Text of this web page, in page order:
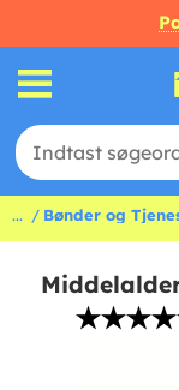
... Bønder og